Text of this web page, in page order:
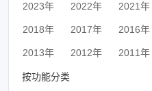
2023年 2022年 2021年
2018年 2017年 2016年
2013年 2012年 2011年
按功能分类